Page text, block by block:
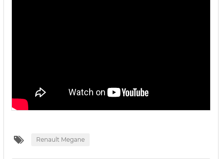
Renault Megane